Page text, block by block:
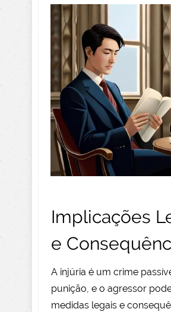
Implicações
e
A injúria é um crime
punição, e o agressor
medidas legais e